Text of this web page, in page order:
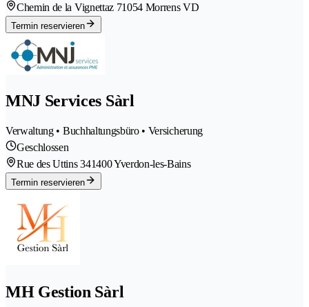
Chemin de la Vignettaz 71054 Morrens VD
Termin reservieren
MNJ Services Sàrl
Verwaltung • Buchhaltungsbüro • Versicherung
Geschlossen
Rue des Uttins 341400 Yverdon-les-Bains
Termin reservieren
MH Gestion Sàrl